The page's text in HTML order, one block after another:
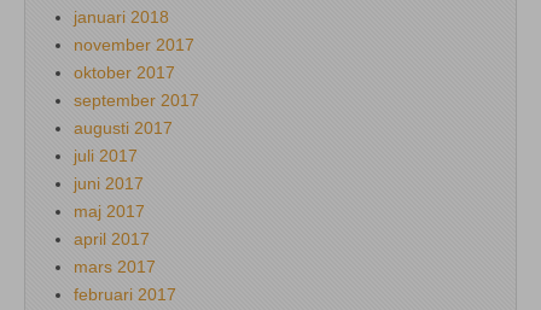
januari 2018
november 2017
oktober 2017
september 2017
augusti 2017
juli 2017
juni 2017
maj 2017
april 2017
mars 2017
februari 2017